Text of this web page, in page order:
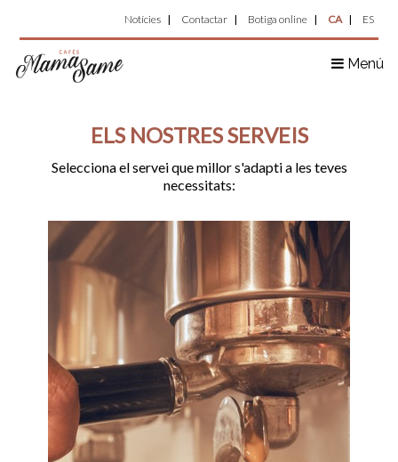
contingut
Top
Menu
Notícies Contactar Botiga online CA ES
Menú
ELS NOSTRES SERVEIS
Selecciona el servei que millor s'adapti a les teves
necessitats: